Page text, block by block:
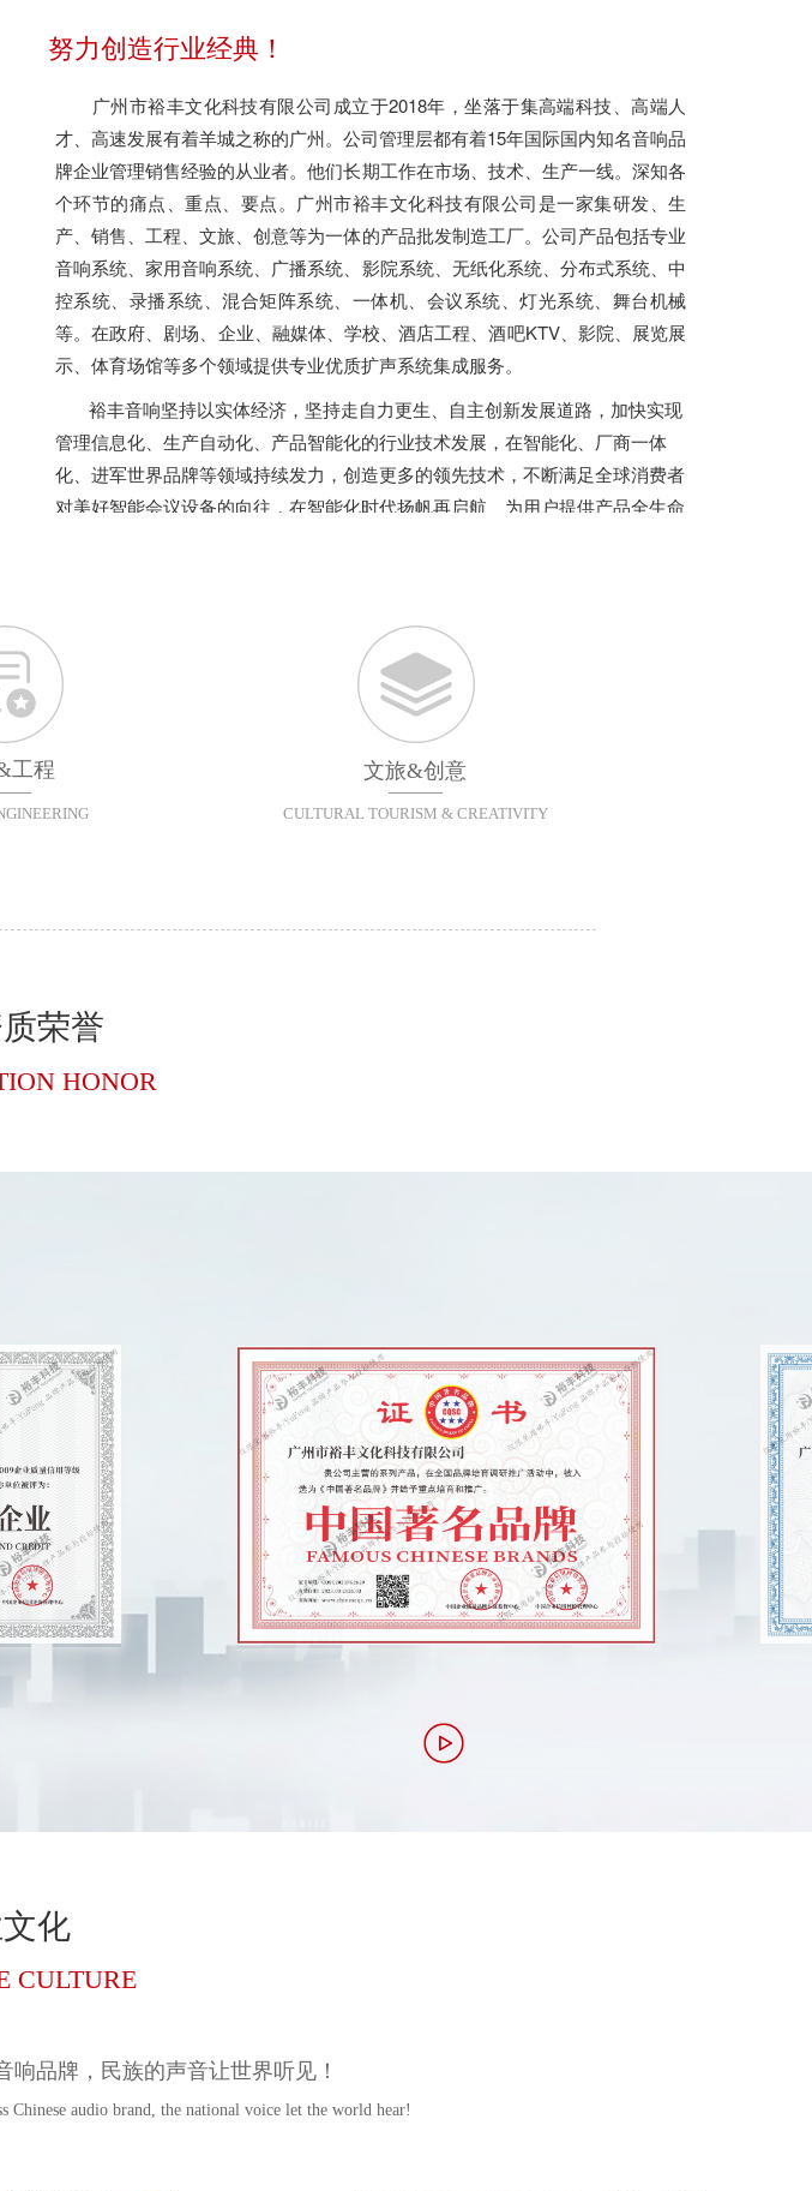
广州市裕丰文化科技有限公司成立于2018年，坐落于集高端科技、高端人
才、高速发展有着羊城之称的广州。公司管理层都有着15年国际国内知名音响品
牌企业管理销售经验的从业者。他们长期工作在市场、技术、生产一线。深知各
个环节的痛点、重点、要点。广州市裕丰文化科技有限公司是一家集研发、生
产、销售、工程、文旅、创意等为一体的产品批发制造工厂。公司产品包括专业
音响系统、家用音响系统、广播系统、影院系统、无纸化系统、分布式系统、中
控系统、录播系统、混合矩阵系统、一体机、会议系统、灯光系统、舞台机械
等。在政府、剧场、企业、融媒体、学校、酒店工程、酒吧KTV、影院、展览展
示、体育场馆等多个领域提供专业优质扩声系统集成服务。
裕丰音响坚持以实体经济，坚持走自力更生、自主创新发展道路，加快实现
管理信息化、生产自动化、产品智能化的行业技术发展，在智能化、厂商一体
化、进军世界品牌等领域持续发力，创造更多的领先技术，不断满足全球消费者
对美好智能会议设备的向往，在智能化时代扬帆再启航、为用户提供产品全生命
努力创造行业经典！
工程 文旅&创意
CULTURAL TOURISM & CREATIVITY
荣誉
HONOR
化
CULTURE
品牌，民族的声音让世界听见！
audio brand, the national voice let the world hear!